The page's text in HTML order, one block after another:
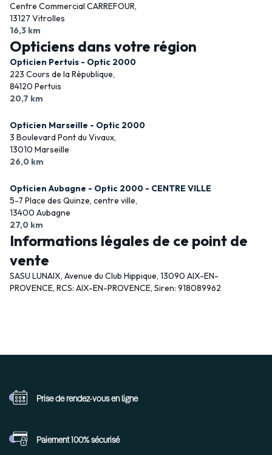
Centre Commercial CARREFOUR,
13127 Vitrolles
16,3 km
Opticiens dans votre région
Opticien Pertuis - Optic 2000
223 Cours de la République,
84120 Pertuis
20,7 km
Opticien Marseille - Optic 2000
3 Boulevard Pont du Vivaux,
13010 Marseille
26,0 km
Opticien Aubagne - Optic 2000 - CENTRE VILLE
5-7 Place des Quinze, centre ville,
13400 Aubagne
27,0 km
Informations légales de ce point de
vente
SASU LUNAIX, Avenue du Club Hippique, 13090 AIX-EN-
PROVENCE, RCS: AIX-EN-PROVENCE, Siren: 918089962
Prise de rendez-vous en ligne
Paiement 100%sécurisé